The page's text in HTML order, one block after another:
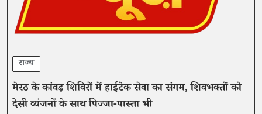
राज्य
मेरठ के कांवड़ शिविरों में हाईटेक सेवा का संगम, शिवभक्तों को
देसी व्यंजनों के साथ पिज्जा-पास्ता भी